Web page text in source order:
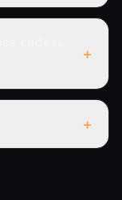
+
+